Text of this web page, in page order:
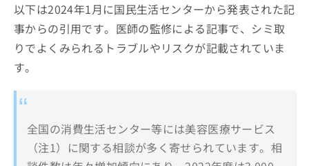
以下は2024年1月に国民生活センターから発表された記
事からの引用です。医師の監修による記事で、シミ取
りでよくみられるトラブルやリスクが記載されていま
す。
全国の消費生活センター等には美容医療サービス
（注1）に関する相談が多く寄せられています。相